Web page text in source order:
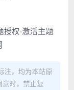
授权-激活主题
注，均为本站原
时，禁止复